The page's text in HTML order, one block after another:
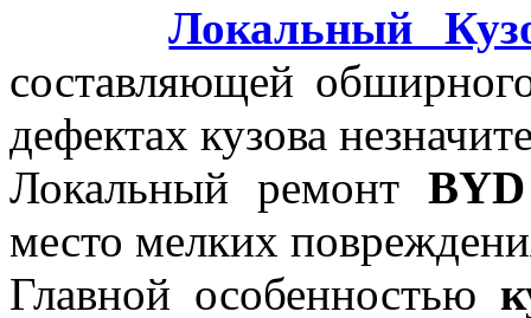
Локальный
составляющей
дефектах кузова
Локальный ремонтBYD
место мелких
Главной особенностью